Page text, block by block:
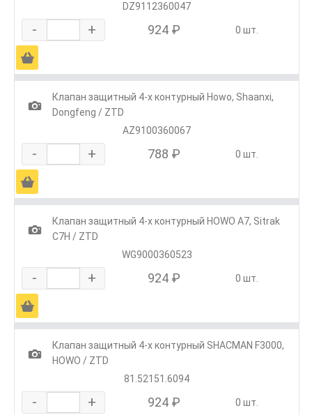
DZ9112360047
- + 924 ₽ 0 шт.
Ä
1
Клапан защитный 4-х контурный Howo, Shaanxi,
Dongfeng / ZTD
AZ9100360067
- + 788 ₽ 0 шт.
Ä
1
Клапан защитный 4-х контурный HOWO A7, Sitrak
C7H / ZTD
WG9000360523
- + 924 ₽ 0 шт.
Ä
1
Клапан защитный 4-х контурный SHACMAN F3000,
HOWO / ZTD
81.52151.6094
- + 924 ₽ 0 шт.